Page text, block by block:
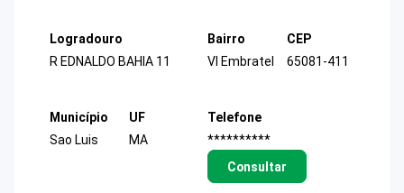
Logradouro
R EDNALDO BAHIA 11
Bairro
Vl Embratel
CEP
65081-411
Município
Sao Luis
UF
MA
Telefone
**********
Consultar